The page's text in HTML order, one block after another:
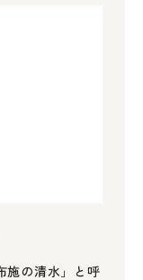
施の清水」と呼